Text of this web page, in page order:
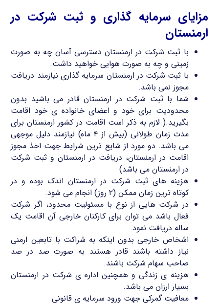
مزایای سرمایه گذاری و ثبت شرکت در
ارمنستان
با ثبت شرکت در ارمنستان دسترسی آسان چه به صورت
زمینی و چه به صورت هوایی خواهید داشت.
با ثبت شرکت در ارمنستان سرمایه گذاری نیازمند دریافت
مجوز نمی باشد.
شما با ثبت شرکت در ارمنستان قادر می باشید بدون
محدودیت برای خود و اعضای خانواده ی خود اقامت
بگیرید.( لازم به ذکر است اقامت در کشور ارمنستان برای
مدت زمان طولانی (بیش از ۴ ماه) نیازمند دلیل موجهی
می باشد. دو مورد از شایع ترین شرایط جهت اخذ مجوز
اقامت در ارمنستان، دریافت در ارمنستان و ثبت شرکت
در ارمنستان می باشد)
هزینه های ثبت شرکت در ارمنستان اندک بوده و در
کوتاه ترین زمان ممکن (۲ روز) انجام می شود.
در شرکت هایی از نوع با مسئولیت محدود، اگر شرکت
فعال باشد می توان برای کارکنان خارجی آن اقامت یک
ساله دریافت نمود.
اشخاص خارجی بدون اینکه به شراکت با تابعین ارمنی
نیاز داشته باشند قادر هستند به صورت صد در صد
صاحب سهام شرکت باشند.
هزینه ی زندگی و همچنین اداره ی شرکت در ارمنستان
بسیار ارزان می باشد.
معافیت گمرکی جهت ورود سرمایه ی قانونی